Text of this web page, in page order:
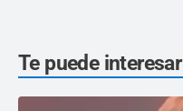
Te puede interesar